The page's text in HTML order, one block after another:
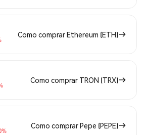
Como comprar Ethereum (ETH)
Como comprar TRON (TRX)
Como comprar Pepe (PEPE)